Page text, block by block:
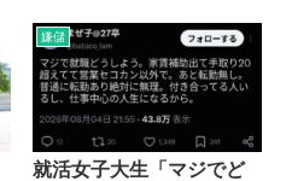
も発言を禁止し握手のみ許可...
る様子に全米騒然！←「最高の...
マイナス 総務省「貯...
土木技術の完全勝利をご覧くだ...
嫌儲
就活女子大生「マジでど